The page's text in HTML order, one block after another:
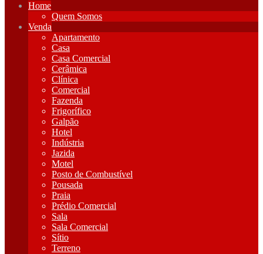
Home
Quem Somos
Venda
Apartamento
Casa
Casa Comercial
Cerâmica
Clínica
Comercial
Fazenda
Frigorífico
Galpão
Hotel
Indústria
Jazida
Motel
Posto de Combustível
Pousada
Praia
Prédio Comercial
Sala
Sala Comercial
Sítio
Terreno